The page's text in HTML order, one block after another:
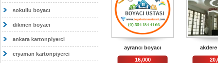
sokullu boyacı
dikmen boyacı
ankara kartonpiyerci
eryaman kartonpiyerci
ayrancı boyacı
16,000
akdere